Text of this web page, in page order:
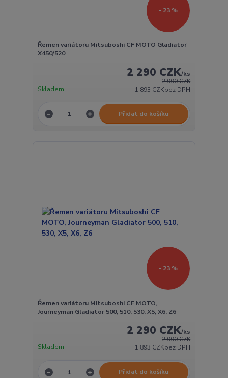
- 23 %
Řemen variátoru Mitsuboshi CF MOTO Gladiator
X450/520
2 990 CZK
2 290 CZK/ks
1 893 CZKbez DPH
Skladem
Přidat do košíku
- 23 %
Řemen variátoru Mitsuboshi CF MOTO,
Journeyman Gladiator 500, 510, 530, X5, X6, Z6
2 990 CZK
2 290 CZK/ks
1 893 CZKbez DPH
Skladem
Přidat do košíku